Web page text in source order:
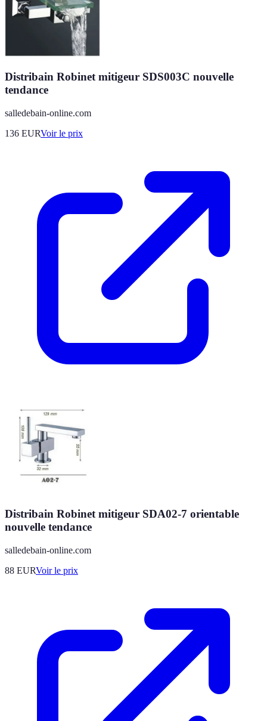
Distribain Robinet mitigeur SDS003C nouvelle
tendance
salledebain-online.com
136 EURVoir le prix
Distribain Robinet mitigeur SDA02-7 orientable
nouvelle tendance
salledebain-online.com
88 EURVoir le prix